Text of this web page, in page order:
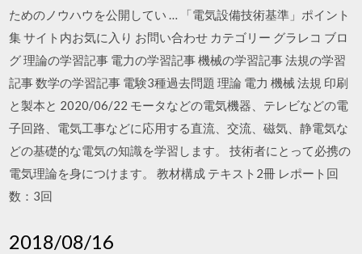
ためのノウハウを公開してい … 「電気設備技術基準」ポイント
集 サイト内お気に入り お問い合わせ カテゴリー グラレコ ブロ
グ 理論の学習記事 電力の学習記事 機械の学習記事 法規の学習
記事 数学の学習記事 電験3種過去問題 理論 電力 機械 法規 印刷
と製本と 2020/06/22 モータなどの電気機器、テレビなどの電
子回路、電気工事などに応用する直流、交流、磁気、静電気な
どの基礎的な電気の知識を学習します。 技術者にとって必携の
電気理論を身につけます。 教材構成 テキスト2冊 レポート回
数：3回
2018/08/16